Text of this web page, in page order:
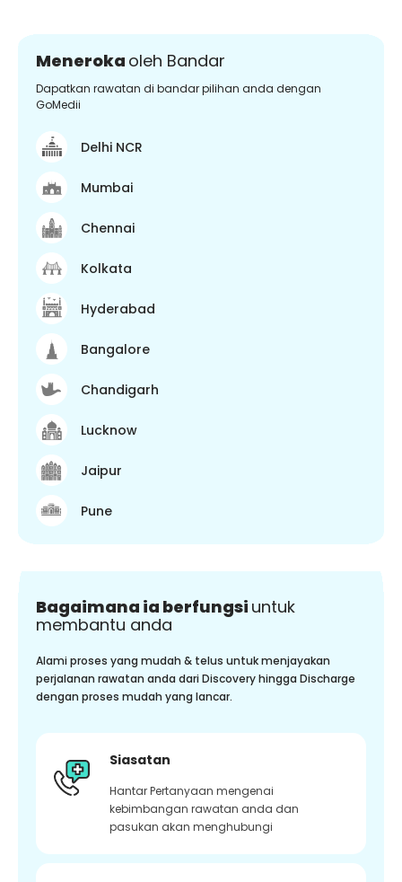
Meneroka oleh Bandar
Dapatkan rawatan di bandar pilihan anda dengan
GoMedii
Delhi NCR
Mumbai
Chennai
Kolkata
Hyderabad
Bangalore
Chandigarh
Lucknow
Jaipur
Pune
Bagaimana ia berfungsi untuk
membantu anda
Alami proses yang mudah & telus untuk menjayakan
perjalanan rawatan anda dari Discovery hingga Discharge
dengan proses mudah yang lancar.
Siasatan
Hantar Pertanyaan mengenai
kebimbangan rawatan anda dan
pasukan akan menghubungi